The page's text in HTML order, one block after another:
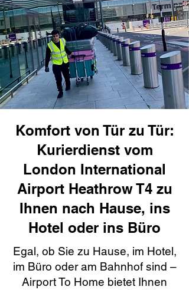
Komfort von Tür zu Tür:
Kurierdienst vom
London International
Airport Heathrow T4 zu
Ihnen nach Hause, ins
Hotel oder ins Büro
Egal, ob Sie zu Hause, im Hotel,
im Büro oder am Bahnhof sind –
Airport To Home bietet Ihnen